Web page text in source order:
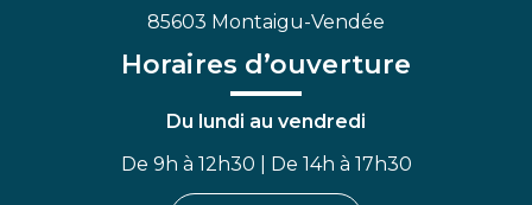
85603 Montaigu-Vendée
Horaires d’ouverture
Du lundi au vendredi
De 9h à 12h30 | De 14h à 17h30